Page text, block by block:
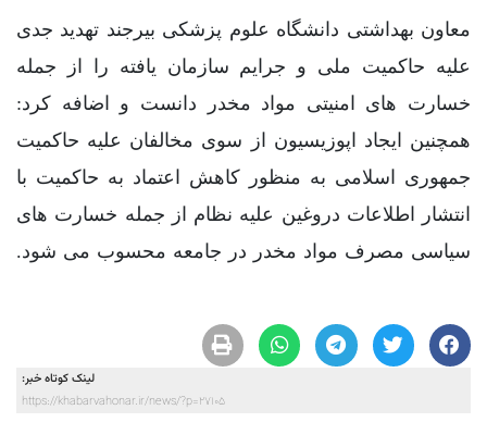
معاون بهداشتی دانشگاه علوم پزشکی بیرجند تهدید جدی
علیه حاکمیت ملی و جرایم سازمان یافته را از جمله
خسارت های امنیتی مواد مخدر دانست و اضافه کرد:
همچنین ایجاد اپوزیسیون از سوی مخالفان علیه حاکمیت
جمهوری اسلامی به منظور کاهش اعتماد به حاکمیت با
انتشار اطلاعات دروغین علیه نظام از جمله خسارت های
سیاسی مصرف مواد مخدر در جامعه محسوب می شود.
لینک کوتاه خبر:
https://khabarvahonar.ir/news/?p=27105